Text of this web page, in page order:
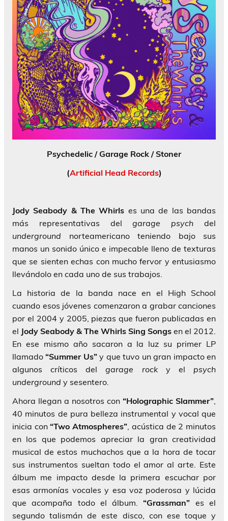
Psychedelic / Garage Rock / Stoner
(Artificial Head Records)
Jody Seabody & The Whirls es una de las bandas
más representativas delgarage psych del
underground norteamericano teniendo bajo sus
manos un sonido único e impecable lleno de texturas
que se sienten echas con mucho fervor y entusiasmo
llevándolo en cada uno de sus trabajos.
La historia de la banda nace en el High School
cuando esos jóvenes comenzaron a grabar canciones
por el 2004 y 2005, piezas que fueron publicadas en
el Jody Seabody & The Whirls Sing Songs en el 2012.
En ese mismo año sacaron a la luz su primer LP
llamado“Summer Us”y que tuvo un gran impacto en
algunos críticos delgarage rocky el psych
underground y sesentero.
Ahora llegan a nosotros con “Holographic Slammer”
40 minutos de pura belleza instrumental y vocal que
inicia con“Two Atmospheres” , acústica de 2 minutos
en los que podemos apreciar la gran creatividad
musical de estos muchachos que a la hora de tocar
sus instrumentos sueltan todo el amor al arte. Este
álbum me impacto desde la primera escuchar por
esas armonías vocales y esa voz poderosa y lúcida
que acompaña todo el álbum.“Grassman” es el
segundo talismán de este disco, con ese toque y